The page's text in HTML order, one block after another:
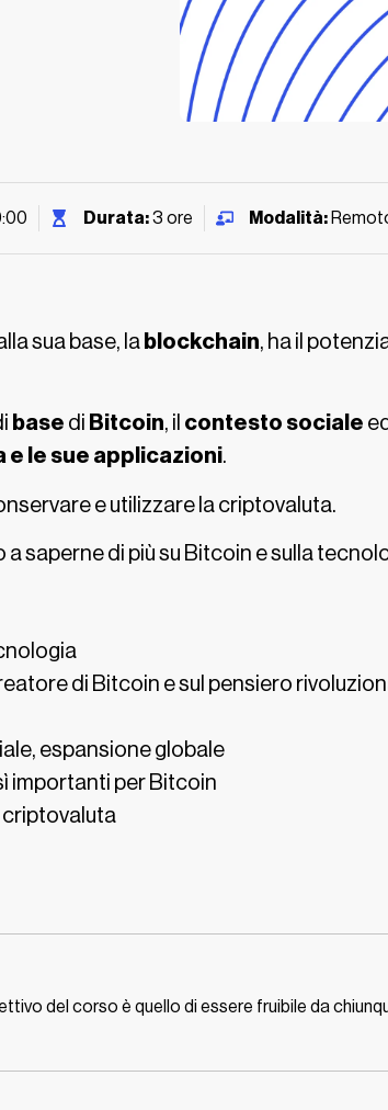
Durata:3 ore Modalità:
sua base, la blockchain, ha il
base di Bitcoin, il contesto sociale ed
e le sue applicazioni.
e utilizzare la criptovaluta.
saperne di più su Bitcoin e sulla
di Bitcoin e sul pensiero
espansione globale
importanti per Bitcoin
criptovaluta
del corso è quello di essere fruibile da